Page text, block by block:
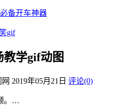
备开车神器
gif
教学gif动图
2019年05月21日 评论(0)
。…